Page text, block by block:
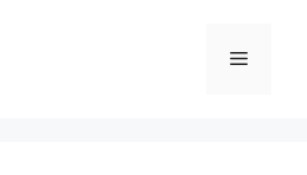
Menu